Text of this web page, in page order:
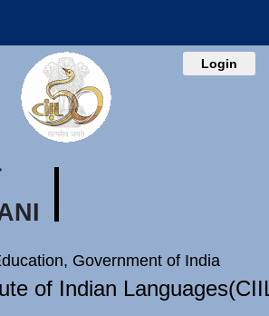
Login
Government of India
of Indian